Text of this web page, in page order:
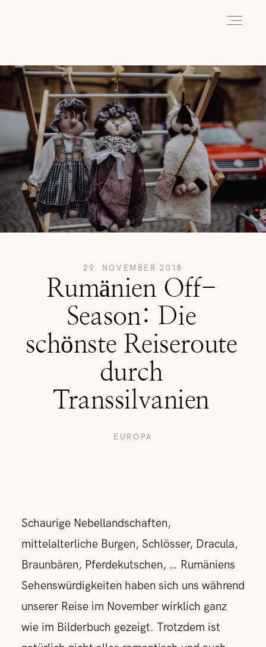
29. NOVEMBER 2018
Rumänien Off-
Season: Die
schönste Reiseroute
durch
Transsilvanien
EUROPA
Schaurige Nebellandschaften,
mittelalterliche Burgen, Schlösser, Dracula,
Braunbären, Pferdekutschen, … Rumäniens
Sehenswürdigkeiten haben sich uns während
unserer Reise im November wirklich ganz
wie im Bilderbuch gezeigt. Trotzdem ist
HOME
ABOUT
REISEN
WANDERN
REISETIPPS
SHOP
KONTAKT